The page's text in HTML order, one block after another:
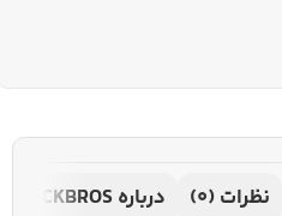
نظرات (0) درباره ROCKBROS